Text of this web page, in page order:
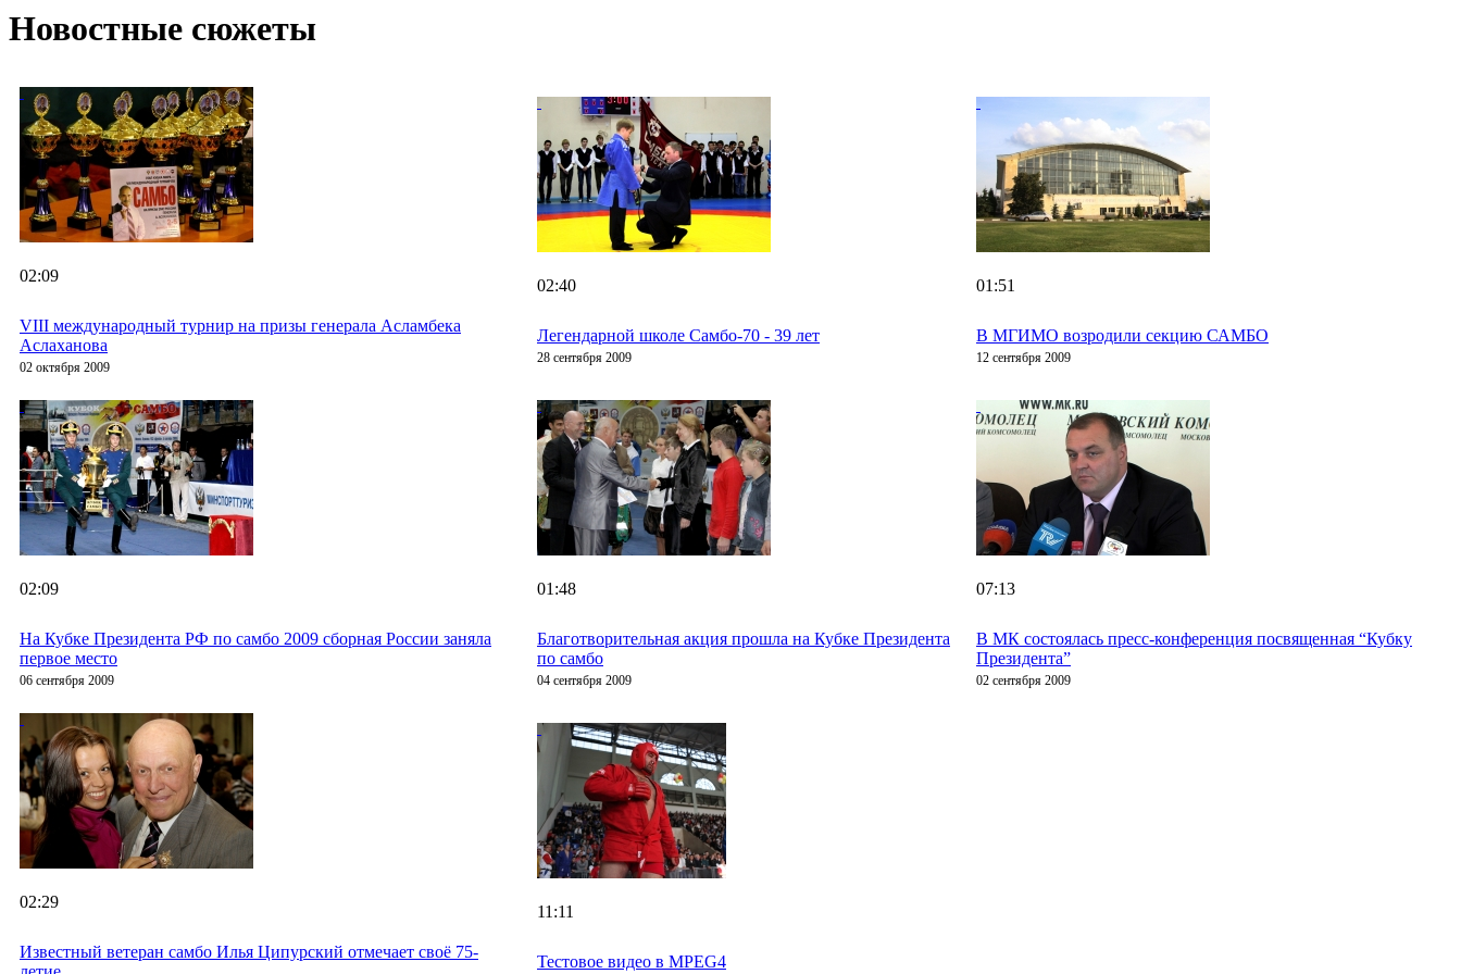
Новостные сюжеты
02:09
VIII международный турнир на призы генерала Асламбека
Аслаханова
02 октября 2009
02:40
Легендарной школе Самбо-70 - 39 лет
28 сентября 2009
01:51
В МГИМО возродили секцию САМБО
12 сентября 2009
02:09
На Кубке Президента РФ по самбо 2009 сборная России заняла
первое место
06 сентября 2009
01:48
Благотворительная акция прошла на Кубке Президента
по самбо
04 сентября 2009
07:13
В МК состоялась пресс-конференция посвященная “Кубку
Президента”
02 сентября 2009
02:29
Известный ветеран самбо Илья Ципурский отмечает своё 75-
11:11
Тестовое видео в MPEG4